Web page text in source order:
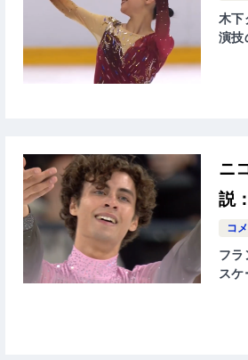
木下
演技
ニ
説
コ
フ
スケ